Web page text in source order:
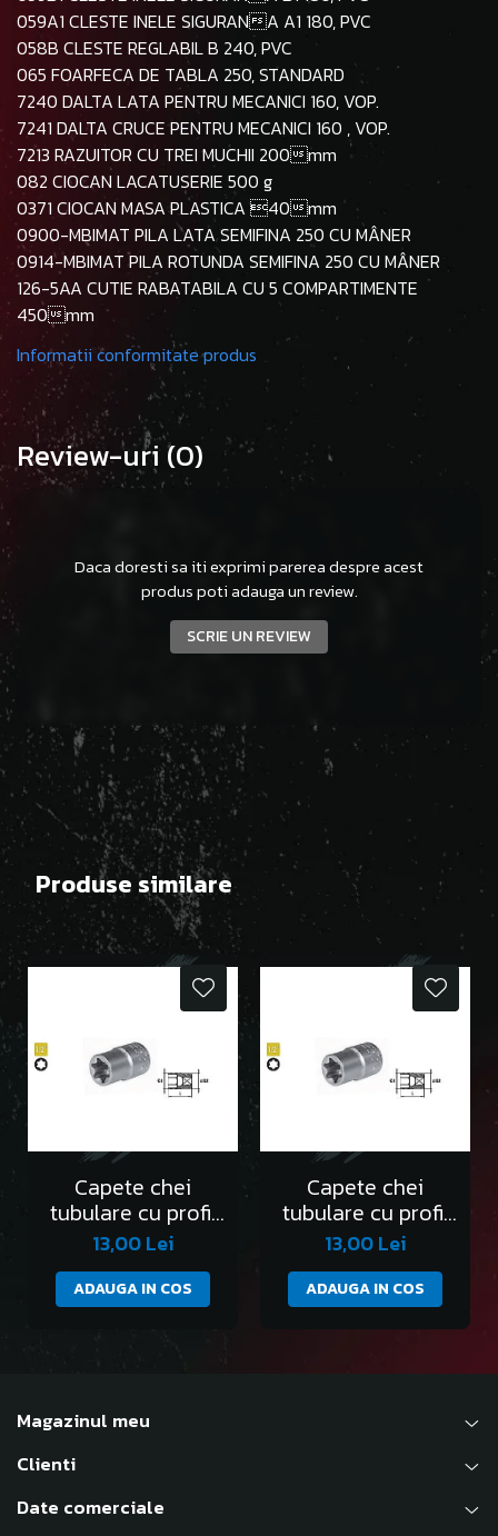
059A1 CLESTE INELE SIGURANA A1 180, PVC
058B CLESTE REGLABIL B 240, PVC
065 FOARFECA DE TABLA 250, STANDARD
7240 DALTA LATA PENTRU MECANICI 160, VOP.
7241 DALTA CRUCE PENTRU MECANICI 160 , VOP.
7213 RAZUITOR CU TREI MUCHII 200mm
082 CIOCAN LACATUSERIE 500 g
0371 CIOCAN MASA PLASTICA 40mm
0900-MBIMAT PILA LATA SEMIFINA 250 CU MÂNER
0914-MBIMAT PILA ROTUNDA SEMIFINA 250 CU MÂNER
126-5AA CUTIE RABATABILA CU 5 COMPARTIMENTE
450mm
Informatii conformitate produs
Review-uri (0)
Daca doresti sa iti exprimi parerea despre acest
produs poti adauga un review.
SCRIE UN REVIEW
Produse similare
Capete chei
tubulare cu profil
Torx 1/2” E10
13,00 Lei
ADAUGA IN COS
Capete chei
tubulare cu profil
Torx 1/2” E11
13,00 Lei
ADAUGA IN COS
Magazinul meu
Clienti
Date comerciale